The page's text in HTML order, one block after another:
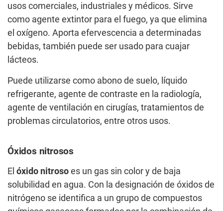
usos comerciales, industriales y médicos. Sirve
como agente extintor para el fuego, ya que elimina
el oxígeno. Aporta efervescencia a determinadas
bebidas, también puede ser usado para cuajar
lácteos.
Puede utilizarse como abono de suelo, líquido
refrigerante, agente de contraste en la radiología,
agente de ventilación en cirugías, tratamientos de
problemas circulatorios, entre otros usos.
Óxidos nitrosos
El óxido nitroso es un gas sin color y de baja
solubilidad en agua. Con la designación de óxidos de
nitrógeno se identifica a un grupo de compuestos